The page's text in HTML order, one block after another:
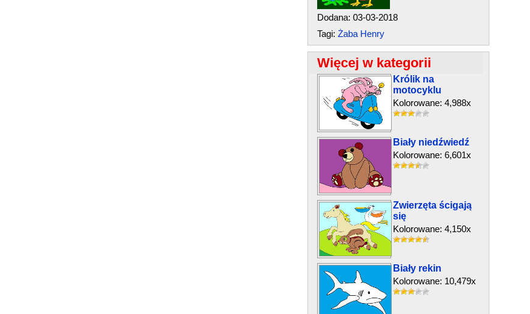
Dodana: 03-03-2018
Tagi: Żaba Henry
Więcej w kategorii
Królik na
motocyklu
Kolorowane: 4,988x
Biały niedźwiedź
Kolorowane: 6,601x
Zwierzęta ścigają
się
Kolorowane: 4,150x
Biały rekin
Kolorowane: 10,479x